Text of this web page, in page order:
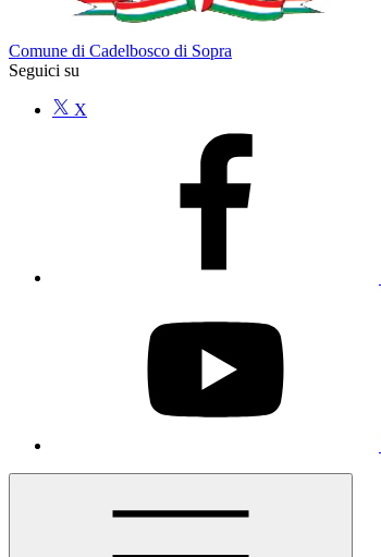
Comune di Cadelbosco di Sopra
Seguici su
X